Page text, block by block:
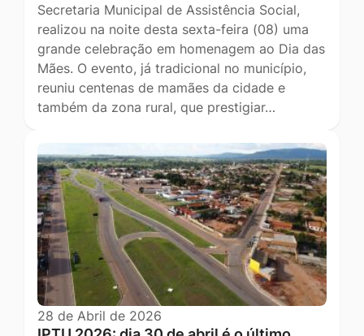
Secretaria Municipal de Assistência Social,
realizou na noite desta sexta-feira (08) uma
grande celebração em homenagem ao Dia das
Mães. O evento, já tradicional no município,
reuniu centenas de mamães da cidade e
também da zona rural, que prestigiar…
28 de Abril de 2026